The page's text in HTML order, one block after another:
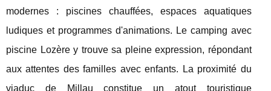
modernes : piscines chauffées, espaces aquatiques
ludiques et programmes d'animations. Le camping avec
piscine Lozère y trouve sa pleine expression, répondant
aux attentes des familles avec enfants. La proximité du
viaduc de Millau constitue un atout touristique